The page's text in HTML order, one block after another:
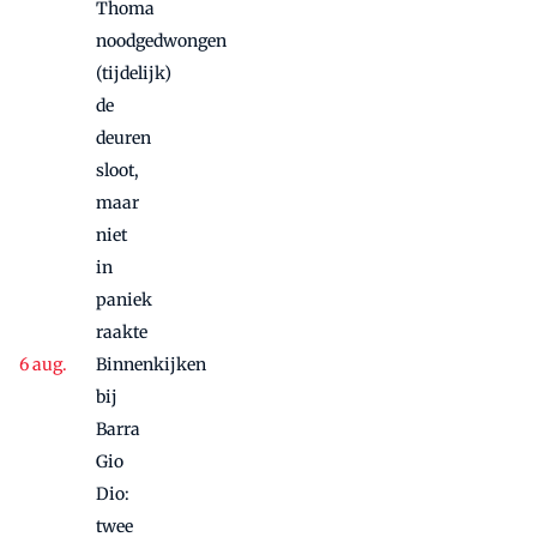
Thoma
noodgedwongen
(tijdelijk)
de
deuren
sloot,
maar
niet
in
paniek
raakte
Binnenkijken
bij
Barra
Gio
Dio:
twee